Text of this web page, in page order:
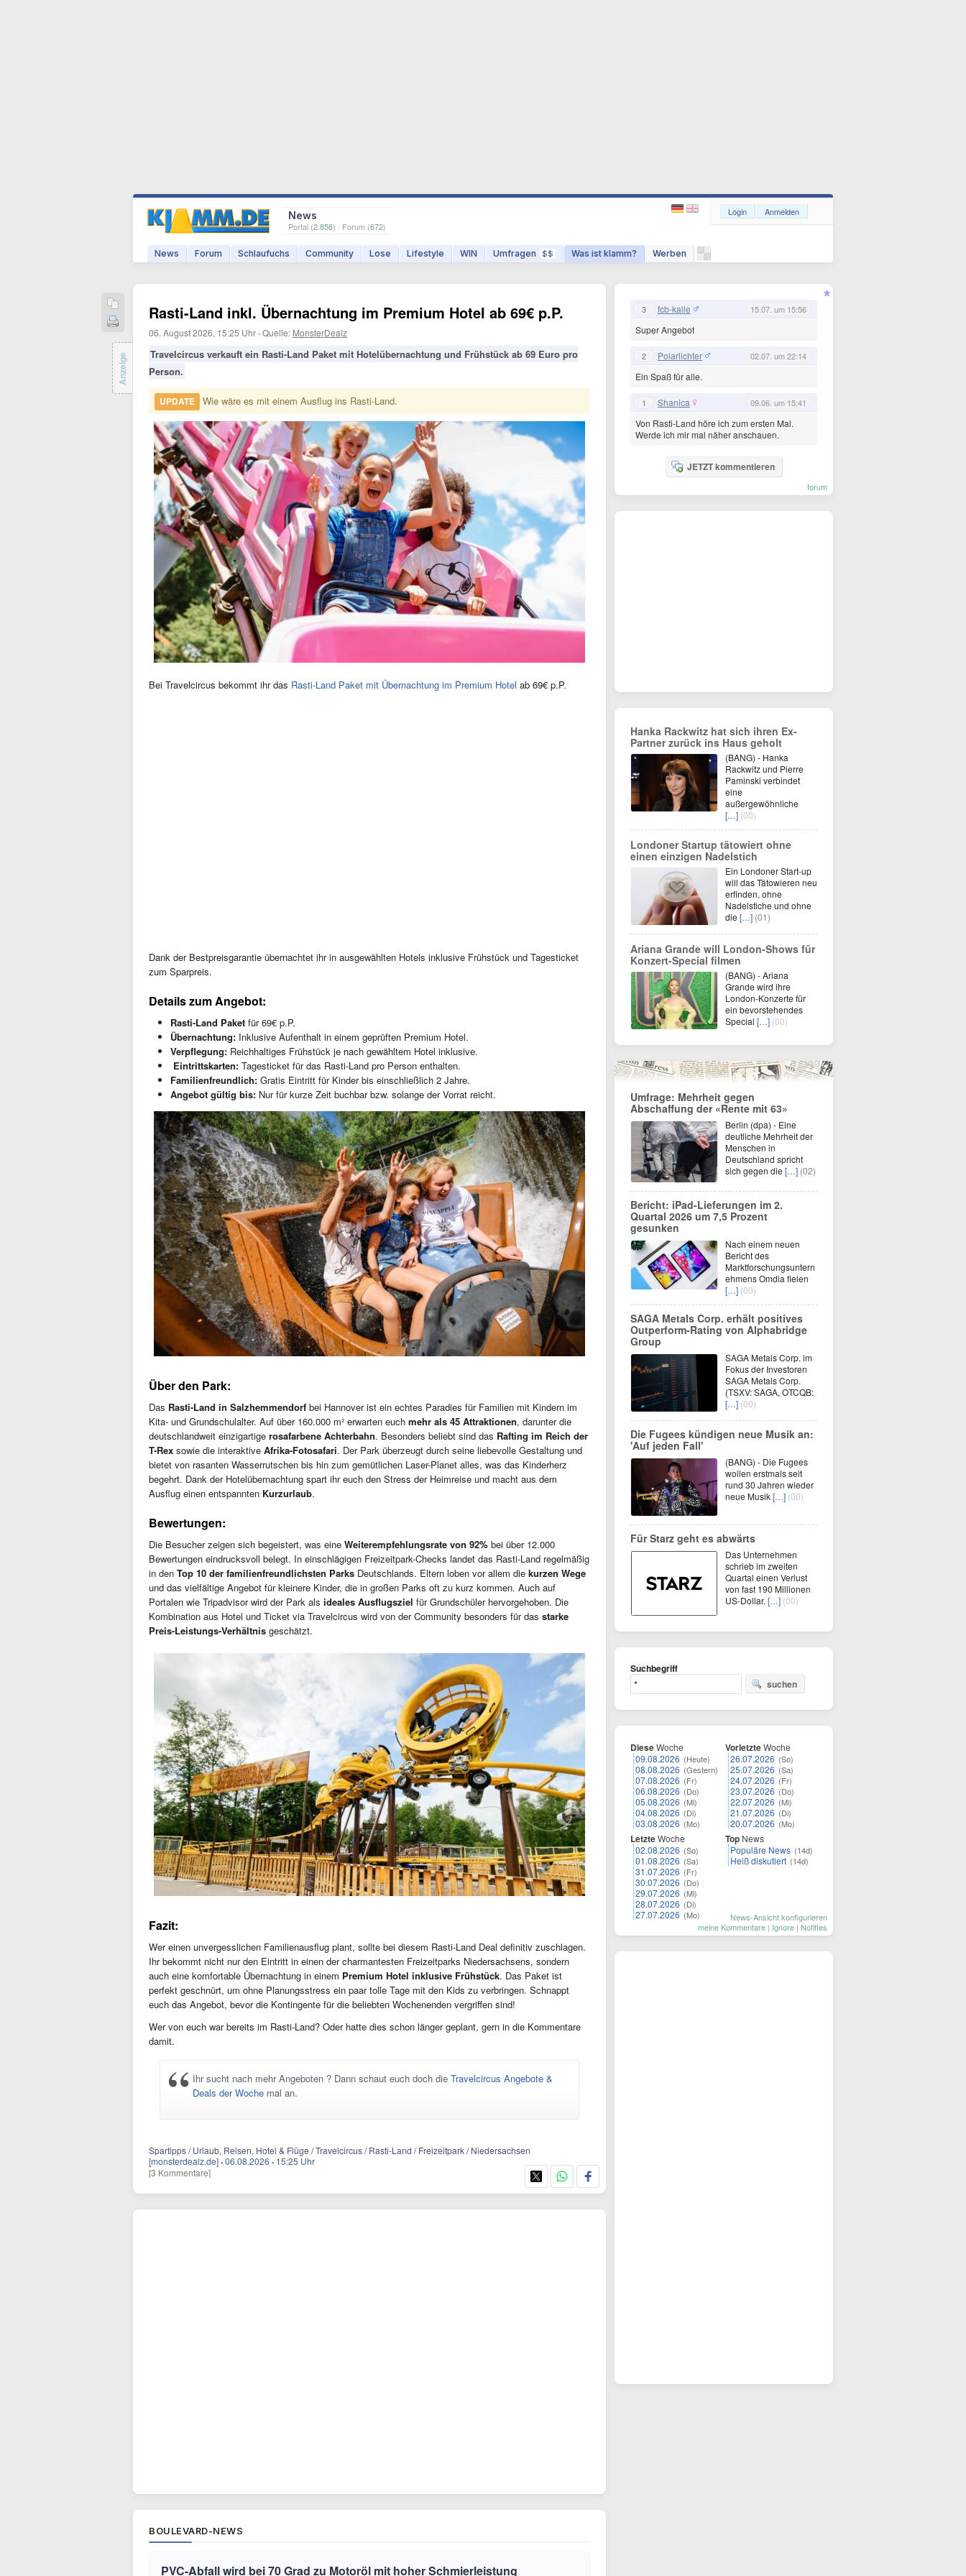
News
Portal (2.858) · Forum (672)
News Forum Schlaufuchs Community Lose Lifestyle WIN Umfragen $$ Was ist klamm? Werben
Login Anmelden
Rasti-Land inkl. Übernachtung im Premium Hotel ab 69€ p.P.
06. August 2026, 15:25 Uhr ·Quelle: MonsterDealz
Travelcircus verkauft ein Rasti-Land Paket mit Hotelübernachtung und Frühstück ab 69 Euro pro
Person.
UPDATE Wie wäre es mit einem Ausflug ins Rasti-Land.
Bei Travelcircus bekommt ihr das Rasti-Land Paket mit Übernachtung im Premium Hotel ab 69€ p.P.
Dank der Bestpreisgarantie übernachtet ihr in ausgewählten Hotels inklusive Frühstück und Tagesticket
zum Sparpreis.
Details zum Angebot:
Rasti-Land Paket für 69€ p.P.
Übernachtung: Inklusive Aufenthalt in einem geprüften Premium Hotel.
Verpflegung: Reichhaltiges Frühstück je nach gewähltem Hotel inklusive.
️ Eintrittskarten: Tagesticket für das Rasti-Land pro Person enthalten.
Familienfreundlich: Gratis Eintritt für Kinder bis einschließlich 2 Jahre.
Angebot gültig bis: Nur für kurze Zeit buchbar bzw. solange der Vorrat reicht.
Über den Park:
Das Rasti-Land in Salzhemmendorf bei Hannover ist ein echtes Paradies für Familien mit Kindern im
Kita- und Grundschulalter. Auf über 160.000 m² erwarten euch mehr als 45 Attraktionen, darunter die
deutschlandweit einzigartige rosafarbene Achterbahn. Besonders beliebt sind das Rafting im Reich der
T-Rex sowie die interaktive Afrika-Fotosafari. Der Park überzeugt durch seine liebevolle Gestaltung und
bietet von rasanten Wasserrutschen bis hin zum gemütlichen Laser-Planet alles, was das Kinderherz
begehrt. Dank der Hotelübernachtung spart ihr euch den Stress der Heimreise und macht aus dem
Ausflug einen entspannten Kurzurlaub.
Bewertungen:
Die Besucher zeigen sich begeistert, was eine Weiterempfehlungsrate von 92% bei über 12.000
Bewertungen eindrucksvoll belegt. In einschlägigen Freizeitpark-Checks landet das Rasti-Land regelmäßig
in den Top 10 der familienfreundlichsten Parks Deutschlands. Eltern loben vor allem die kurzen Wege
und das vielfältige Angebot für kleinere Kinder, die in großen Parks oft zu kurz kommen. Auch auf
Portalen wie Tripadvisor wird der Park als ideales Ausflugsziel für Grundschüler hervorgehoben. Die
Kombination aus Hotel und Ticket via Travelcircus wird von der Community besonders für das starke
Preis-Leistungs-Verhältnis geschätzt.
Fazit:
Wer einen unvergesslichen Familienausflug plant, sollte bei diesem Rasti-Land Deal definitiv zuschlagen.
Ihr bekommt nicht nur den Eintritt in einen der charmantesten Freizeitparks Niedersachsens, sondern
auch eine komfortable Übernachtung in einem Premium Hotel inklusive Frühstück. Das Paket ist
perfekt geschnürt, um ohne Planungsstress ein paar tolle Tage mit den Kids zu verbringen. Schnappt
euch das Angebot, bevor die Kontingente für die beliebten Wochenenden vergriffen sind!
Wer von euch war bereits im Rasti-Land? Oder hatte dies schon länger geplant, gern in die Kommentare
damit.
Ihr sucht nach mehr Angeboten ? Dann schaut euch doch die Travelcircus Angebote &
Deals der Woche mal an.
Spartipps / Urlaub, Reisen, Hotel & Flüge / Travelcircus / Rasti-Land / Freizeitpark / Niedersachsen
[monsterdealz.de] ·06.08.2026 · 15:25 Uhr
[3 Kommentare]
Anzeige
BOULEVARD-NEWS
PVC-Abfall wird bei 70 Grad zu Motoröl mit hoher Schmierleistung
3 fcb-kalle 15.07. um 15:56
Super Angebot
2 Polarlichter 02.07. um 22:14
Ein Spaß für alle.
1 Shanica 09.06. um 15:41
Von Rasti-Land höre ich zum ersten Mal.
Werde ich mir mal näher anschauen.
JETZT kommentieren
forum
Hanka Rackwitz hat sich ihren Ex-
Partner zurück ins Haus geholt
(BANG) - Hanka
Rackwitz und Pierre
Paminski verbindet
eine
außergewöhnliche
[…] (00)
Londoner Startup tätowiert ohne
einen einzigen Nadelstich
Ein Londoner Start-up
will das Tätowieren neu
erfinden, ohne
Nadelstiche und ohne
die […] (01)
Ariana Grande will London-Shows für
Konzert-Special filmen
(BANG) - Ariana
Grande wird ihre
London-Konzerte für
ein bevorstehendes
Special […] (00)
Umfrage: Mehrheit gegen
Abschaffung der «Rente mit 63»
Berlin (dpa) - Eine
deutliche Mehrheit der
Menschen in
Deutschland spricht
sich gegen die […] (02)
Bericht: iPad-Lieferungen im 2.
Quartal 2026 um 7,5 Prozent
gesunken
Nach einem neuen
Bericht des
Marktforschungsuntern
ehmens Omdia fielen
[…] (00)
SAGA Metals Corp. erhält positives
Outperform-Rating von Alphabridge
Group
SAGA Metals Corp. im
Fokus der Investoren
SAGA Metals Corp.
(TSXV: SAGA, OTCQB:
[…] (00)
Die Fugees kündigen neue Musik an:
'Auf jeden Fall'
(BANG) - Die Fugees
wollen erstmals seit
rund 30 Jahren wieder
neue Musik[…] (00)
Für Starz geht es abwärts
Das Unternehmen
schrieb im zweiten
Quartal einen Verlust
von fast 190 Millionen
US-Dollar. […] (00)
Suchbegriff
suchen
DieseWoche
09.08.2026 (Heute)
08.08.2026 (Gestern)
07.08.2026 (Fr)
06.08.2026 (Do)
05.08.2026 (Mi)
04.08.2026 (Di)
03.08.2026 (Mo)
LetzteWoche
02.08.2026 (So)
01.08.2026 (Sa)
31.07.2026 (Fr)
30.07.2026 (Do)
29.07.2026 (Mi)
28.07.2026 (Di)
27.07.2026 (Mo)
VorletzteWoche
26.07.2026 (So)
25.07.2026 (Sa)
24.07.2026 (Fr)
23.07.2026 (Do)
22.07.2026 (Mi)
21.07.2026 (Di)
20.07.2026 (Mo)
Top News
Populäre News (14d)
Heiß diskutiert (14d)
News-Ansicht konfigurieren
meine Kommentare | Ignore | Notifies